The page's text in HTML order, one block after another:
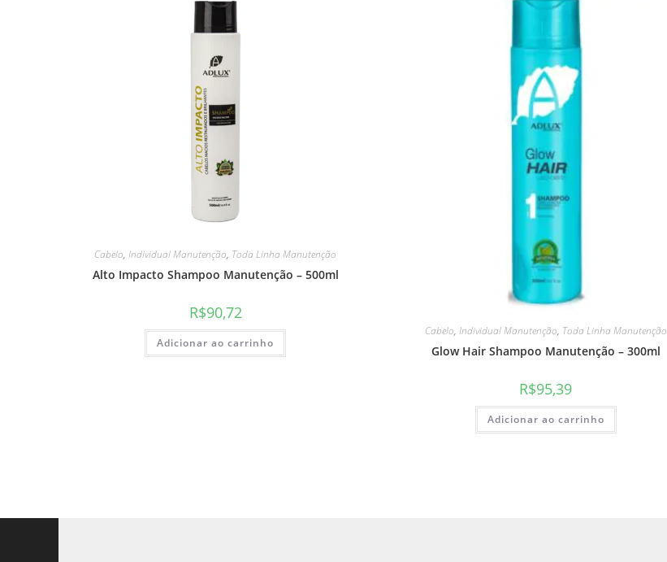
Cabelo,Individual Manutenção, Toda Linha Manutenção
Alto Impacto Shampoo Manutenção – 500ml
R$90,72
Adicionar ao carrinho
Cabelo, Individual Manutenção, Toda Linha Manutenção
Glow Hair Shampoo Manutenção – 300ml
R$95,39
Adicionar ao carrinho